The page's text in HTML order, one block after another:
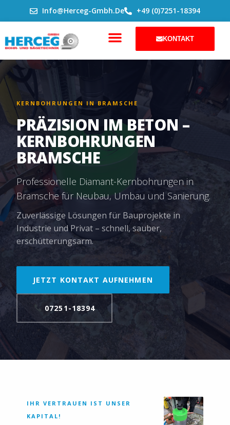
Info@herceg-Gmbh.de +49 (0)7251-18394
KONTAKT
KERNBOHRUNGEN IN BRAMSCHE
PRÄZISION IM BETON –
KERNBOHRUNGEN
BRAMSCHE
Professionelle Diamant-Kernbohrungen in
Bramsche für Neubau, Umbau und Sanierung.
Zuverlässige Lösungen für Bauprojekte in
Industrie und Privat – schnell, sauber,
erschütterungsarm.
JETZT KONTAKT AUFNEHMEN
07251-18394
IHR VERTRAUEN IST UNSER
KAPITAL!